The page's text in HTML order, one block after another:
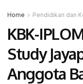
Home Pendidikan dan
KBK-
Study
Anggota